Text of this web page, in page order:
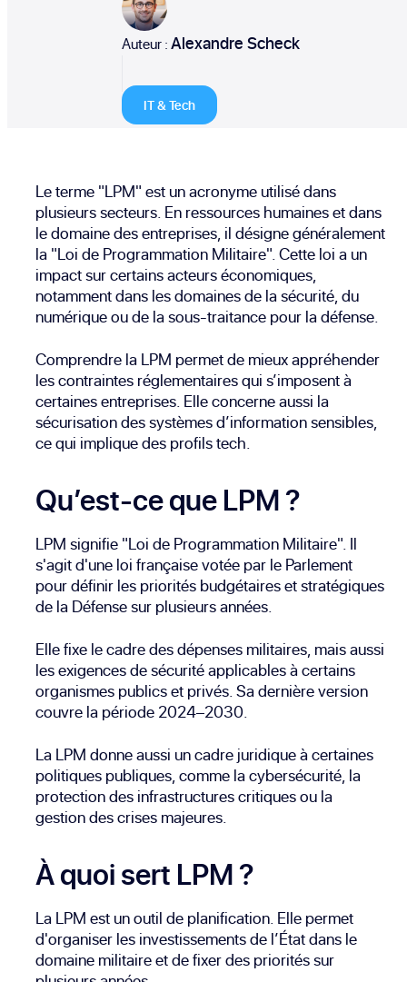
Auteur :Alexandre Scheck
IT & Tech
Le terme "LPM" est un acronyme utilisé dans
plusieurs secteurs. En ressources humaines et dans
le domaine des entreprises, il désigne généralement
la "Loi de Programmation Militaire". Cette loi a un
impact sur certains acteurs économiques,
notamment dans les domaines de la sécurité, du
numérique ou de la sous-traitance pour la défense.
Comprendre la LPM permet de mieux appréhender
les contraintes réglementaires qui s’imposent à
certaines entreprises. Elle concerne aussi la
sécurisation des systèmes d’information sensibles,
ce qui implique des profils tech.
Qu’est-ce que LPM ?
LPM signifie "Loi de Programmation Militaire". Il
s'agit d'une loi française votée par le Parlement
pour définir les priorités budgétaires et stratégiques
de la Défense sur plusieurs années.
Elle fixe le cadre des dépenses militaires, mais aussi
les exigences de sécurité applicables à certains
organismes publics et privés. Sa dernière version
couvre la période 2024–2030.
La LPM donne aussi un cadre juridique à certaines
politiques publiques, comme la cybersécurité, la
protection des infrastructures critiques ou la
gestion des crises majeures.
À quoi sert LPM ?
La LPM est un outil de planification. Elle permet
d'organiser les investissements de l’État dans le
domaine militaire et de fixer des priorités sur